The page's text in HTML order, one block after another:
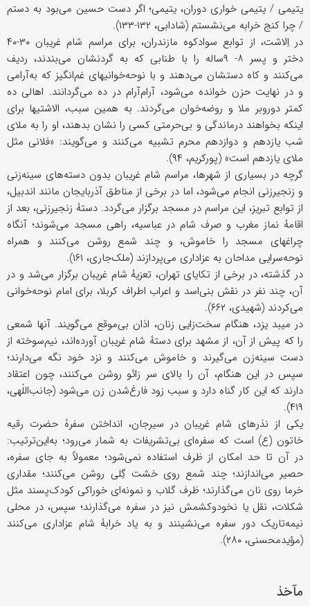
یتیمی / یتیمی خواری دوران، یتیمی؛ اگر دست حسین می‌بود به دستم
/ چرا کنج خرابه می‌نشستم (شادابی، ۱۳۲-۱۳۳).
در اِلاشت، از توابع سوادکوه مازندران، برای مراسم شام غریبان ۳۰-۴۰
دختر و پسر ۸- ۹‌ساله را با طنابی که به گردنشان می‌بندند، ردیف
می‌کنند و کاه دستشان می‌دهند و با نوحه‌خوانیهای غم‌انگیز که به‌آرامی
و در نهایت حزن خوانده می‌شود، آرام‌آرام در ده می‌گردانند. اهالی ده
کمتر دور‌و‌بر ملا و روضه‌خوان می‌گردند. به همین سبب، الاشتیها برای
اینکه بخواهند درماندگی و بی‌حرمتی کسی را نشان بدهند، او را به ملای
شب یازدهم و دوازدهم محرم تشبیه می‌کنند و می‌گویند: «فلانی مثل
ملای یازدهم است» (پورکریم، ۹۴).
گرچه در بسیاری از شهرها، مراسم شام غریبان بدون دسته‌های سینه‌زنی
و زنجیرزنی انجام می‌شود، اما در برخی از مناطق آذربایجان مانند اندبیل،
از توابع تبریز، این مراسم در مسجد برگزار می‌گردد. دستۀ زنجیرزنی، بعد از
اقامۀ نماز مغرب و صرف شام در عباسیه، راهی مسجد می‌شوند؛ آنگاه
چراغهای مسجد را خاموش، و چند شمع روشن می‌کنند و همراه
نوحه‌سرایی مداحان به عزاداری می‌پردازند (ملک‌جاری، ۱۶۱).
در گذشته، در برخی از تکایای تهران، تعزیۀ شام غریبان برگزار می‌شد و در
آن، چند نفر در نقش بنی‌اسد و اعراب اطراف کربلا، برای امام نوحه‌خوانی
می‌کردند (شهیدی، ۶۶۲).
در میبد یزد، هنگام سخت‌زایی زنان، اذان بی‌موقع می‌گویند. آنها شمعی
را که پیش از آن، از مشهد برای دستۀ شام غریبان آورده‌اند، نیم‌سوخته از
دست سینه‌زن می‌گیرند و خاموش می‌کنند و نزد خود نگه می‌دارند؛
سپس در این هنگام، آن را بالای سر زائو روشن می‌کنند، چون اعتقاد
دارند که این کار گناه دارد و سبب زود فارغ‌شدن زن می‌شود (جانب‌اللٰهی،
۴۱۹).
یکی از نذرهای شام غریبان در سیرجان، انداختن سفرۀ حضرت رقیه
خاتون (ع) است که سفره‌ای بی‌تشریفات به شمار می‌رود؛ به‌این‌ترتیب:
در آن تا حد امکان از ظرف استفاده نمی‌شود؛ معمولاً به جای سفره،
حصیر می‌اندازند؛ چند شمع روی خشت گِلی روشن می‌کنند؛ مقداری
خرما روی نان می‌گذارند؛ ظرف گلاب و نمونه‌ای خوراکی کودک‌پسند مثل
شکلات، نقل یا نخودوکشمش نیز در سفره می‌گذارند؛ سپس، در محلی
نیمه‌تاریک دور سفره می‌نشینند و به یاد خرابۀ شام عزاداری می‌کنند
(مؤیدمحسنی، ۲۸۰).
مآخذ